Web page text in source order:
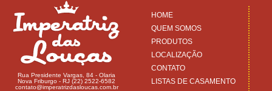
Rua Presidente Vargas, 84 - Olaria
Nova Friburgo - RJ (22) 2522-6582
contato@imperatrizdasloucas.com.br
HOME
QUEM SOMOS
PRODUTOS
LOCALIZAÇÃO
CONTATO
LISTAS DE CASAMENTO